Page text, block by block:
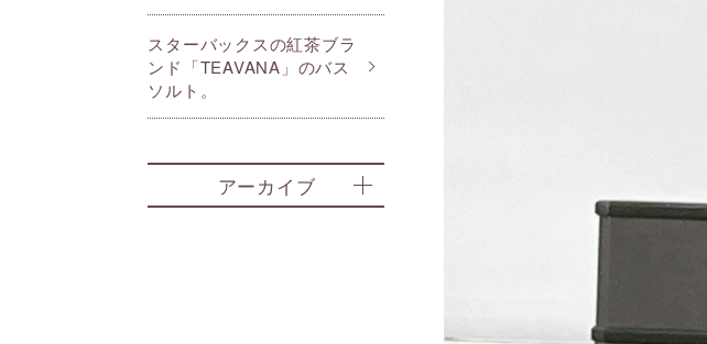
スターバックスの紅茶ブラ
ンド「TEAVANA」のバス
ソルト。
アーカイブ